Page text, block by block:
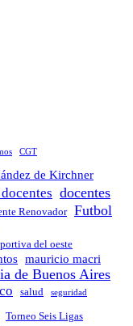
CGT
de Kirchner
docentes
Renovador Futbol
del oeste
mauricio macri
de Buenos Aires
salud seguridad
Torneo Seis Ligas